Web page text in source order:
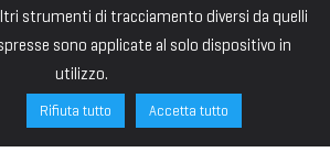
strumenti di tracciamento diversi da quelli
sono applicate al solo dispositivo in
utilizzo.
Rifiuta tutto Accetta tutto